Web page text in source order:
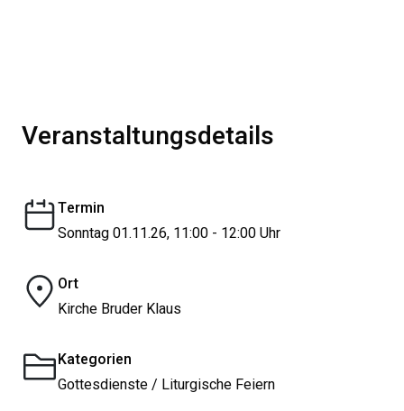
Veranstaltungsdetails
Termin
Sonntag 01.11.26, 11:00 - 12:00 Uhr
Ort
Kirche Bruder Klaus
Kategorien
Gottesdienste / Liturgische Feiern